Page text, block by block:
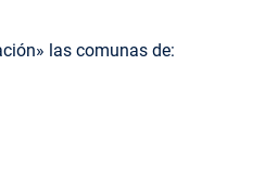
las comunas de: